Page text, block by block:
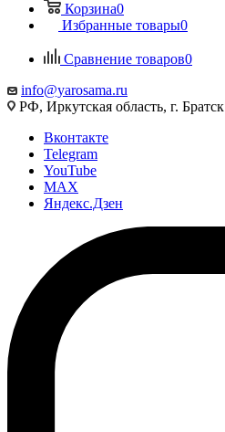
Корзина0
Избранные товары0
Сравнение товаров0
info@yarosama.ru
РФ, Иркутская область, г. Братск
Вконтакте
Telegram
YouTube
MAX
Яндекс.Дзен